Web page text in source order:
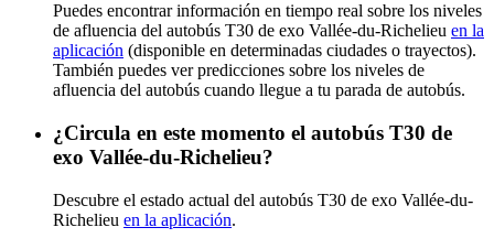
Puedes encontrar información en tiempo real sobre los niveles
de afluencia del autobús T30 de exo Vallée-du-Richelieu en la
aplicación (disponible en determinadas ciudades o trayectos).
También puedes ver predicciones sobre los niveles de
afluencia del autobús cuando llegue a tu parada de autobús.
¿Circula en este momento el autobús T30 de
exo Vallée-du-Richelieu?
Descubre el estado actual del autobús T30 de exo Vallée-du-
Richelieu en la aplicación.